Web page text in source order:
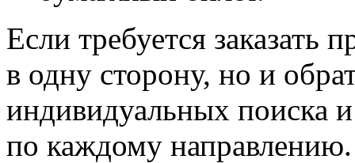
Если требуется заказать
в одну сторону, но и
индивидуальных поиска и
по каждому направлению.